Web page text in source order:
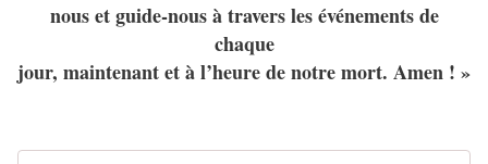
nous et guide-nous à travers les événements de
chaque
jour, maintenant et à l’heure de notre mort. Amen ! »